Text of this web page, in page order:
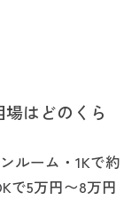
はどのくら
ルーム・1Kで約
で5万円〜8万円